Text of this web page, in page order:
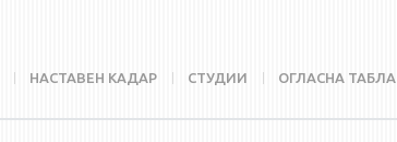
НАСТАВЕН КАДАР СТУДИИ ОГЛАСНА ТАБЛА